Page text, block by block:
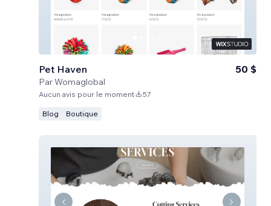
Pet Haven
ParWomaglobal
50 $
Aucun avis pour le moment 57
Blog Boutique